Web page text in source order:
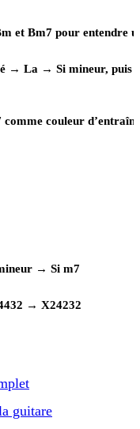
et Bm7 pour entendre
→ La → Si mineur, puis
comme couleur
→ Si m7
→ X24232
guitare